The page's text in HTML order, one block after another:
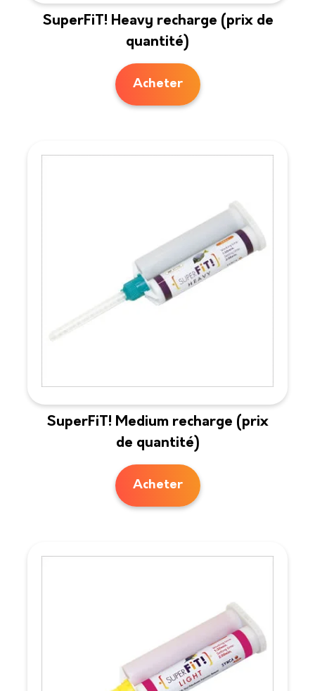
SuperFiT! Heavy recharge (prix de
quantité)
Acheter
SuperFiT! Medium recharge (prix
de quantité)
Acheter